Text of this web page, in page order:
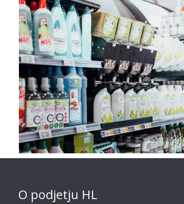
O podjetju HL